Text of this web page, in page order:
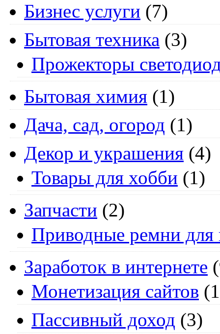
Бизнес услуги (7)
Бытовая техника (3)
Прожекторы
Бытовая химия (1)
Дача, сад, огород (1)
Декор и украшения (4)
Товары для хобби (1)
Запчасти (2)
Приводные ремни для
Заработок в интернете
Монетизация сайтов
Пассивный доход (3)